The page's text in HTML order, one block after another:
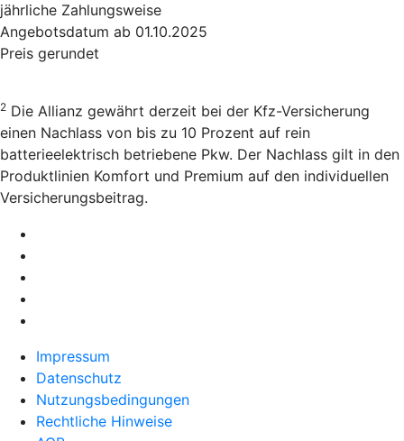
jährliche Zahlungsweise
Angebotsdatum ab 01.10.2025
Preis gerundet
2 Die Allianz gewährt derzeit bei der Kfz-Versicherung
einen Nachlass von bis zu 10 Prozent auf rein
batterieelektrisch betriebene Pkw. Der Nachlass gilt in den
Produktlinien Komfort und Premium auf den individuellen
Versicherungsbeitrag.
Impressum
Datenschutz
Nutzungsbedingungen
Rechtliche Hinweise